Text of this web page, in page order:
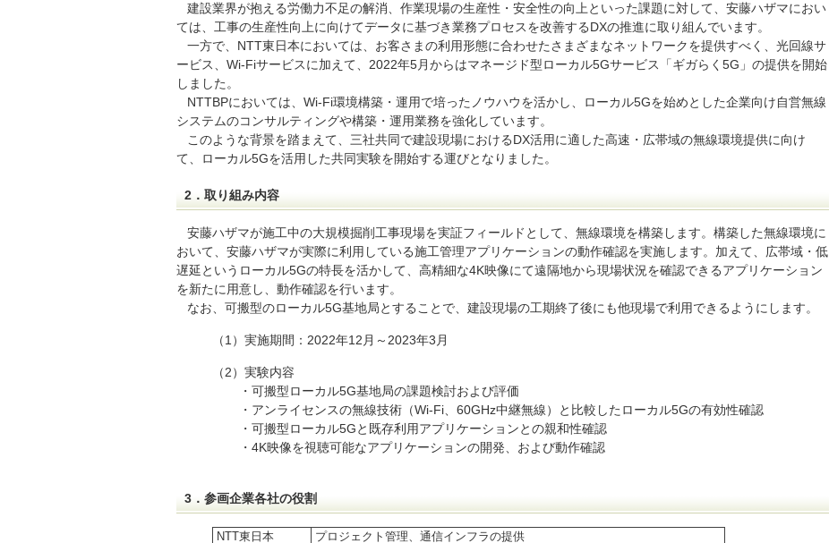
建設業界が抱える労働力不足の解消、作業現場の生産性・安全性の向上といった課題に対して、安藤ハザマにおい
ては、工事の生産性向上に向けてデータに基づき業務プロセスを改善するDXの推進に取り組んでいます。
一方で、NTT東日本においては、お客さまの利用形態に合わせたさまざまなネットワークを提供すべく、光回線サ
ービス、Wi-Fiサービスに加えて、2022年5月からはマネージド型ローカル5Gサービス「ギガらく5G」の提供を開始
しました。
NTTBPにおいては、Wi-Fi環境構築・運用で培ったノウハウを活かし、ローカル5Gを始めとした企業向け自営無線
システムのコンサルティングや構築・運用業務を強化しています。
このような背景を踏まえて、三社共同で建設現場におけるDX活用に適した高速・広帯域の無線環境提供に向け
て、ローカル5Gを活用した共同実験を開始する運びとなりました。
2．取り組み内容
安藤ハザマが施工中の大規模掘削工事現場を実証フィールドとして、無線環境を構築します。構築した無線環境に
おいて、安藤ハザマが実際に利用している施工管理アプリケーションの動作確認を実施します。加えて、広帯域・低
遅延というローカル5Gの特長を活かして、高精細な4K映像にて遠隔地から現場状況を確認できるアプリケーション
を新たに用意し、動作確認を行います。
なお、可搬型のローカル5G基地局とすることで、建設現場の工期終了後にも他現場で利用できるようにします。
（1）実施期間：2022年12月～2023年3月
（2）実験内容
・可搬型ローカル5G基地局の課題検討および評価
・アンライセンスの無線技術（Wi-Fi、60GHz中継無線）と比較したローカル5Gの有効性確認
・可搬型ローカル5Gと既存利用アプリケーションとの親和性確認
・4K映像を視聴可能なアプリケーションの開発、および動作確認
3．参画企業各社の役割
NTT東日本
プロジェクト管理、通信インフラの提供